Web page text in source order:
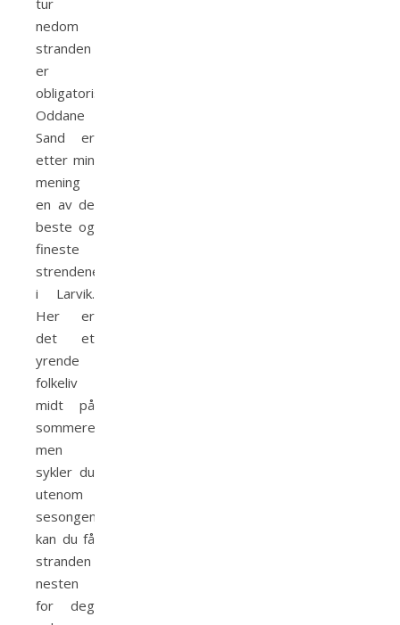
tur
nedom
stranden
er
obligatorisk.
Oddane
Sand er
etter min
mening
en av de
beste og
fineste
strendene
i Larvik.
Her er
det et
yrende
folkeliv
midt på
sommeren,
men
sykler du
utenom
sesongen
kan du få
stranden
nesten
for deg